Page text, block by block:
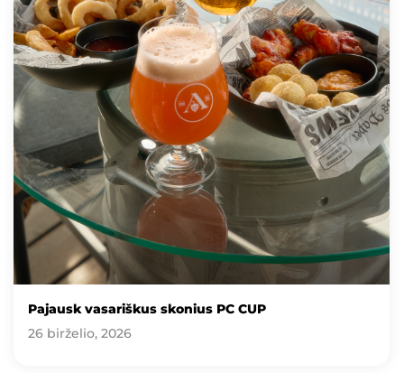
Pajausk vasariškus skonius PC CUP
26 birželio, 2026